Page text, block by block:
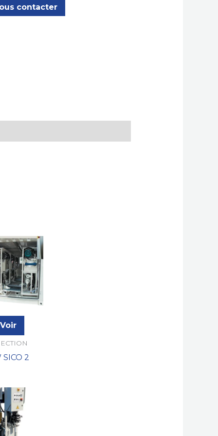
contacter
Voir
SICO 2